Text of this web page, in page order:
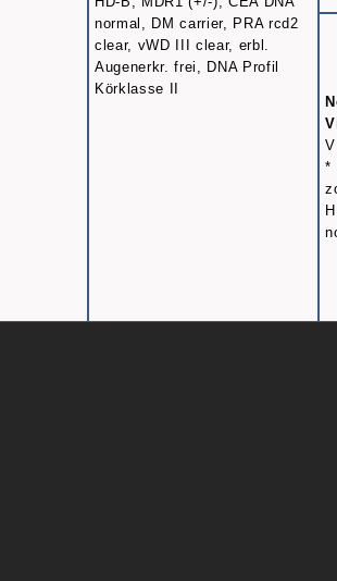
normal, DM carrier, PRA rcd2
clear, vWD III clear, erbl.
Augenerkr. frei, DNA Profil
Körklasse II
*